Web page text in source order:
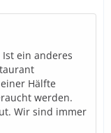
ein anderes
Hälfte
werden.
Wir sind immer